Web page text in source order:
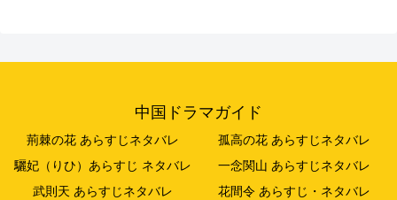
中国ドラマガイド
荊棘の花 あらすじネタバレ
孤高の花 あらすじネタバレ
驪妃（りひ）あらすじ ネタバレ
一念関山 あらすじネタバレ
武則天 あらすじネタバレ
花間令 あらすじ・ネタバレ